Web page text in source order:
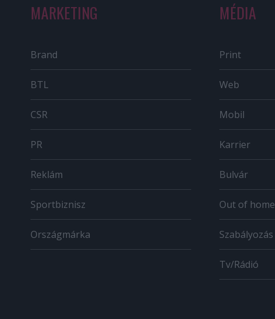
MARKETING
Brand
BTL
CSR
PR
Reklám
Sportbiznisz
Országmárka
MÉDIA
Print
Web
Mobil
Karrier
Bulvár
Out of home
Szabályozás
Tv/Rádió